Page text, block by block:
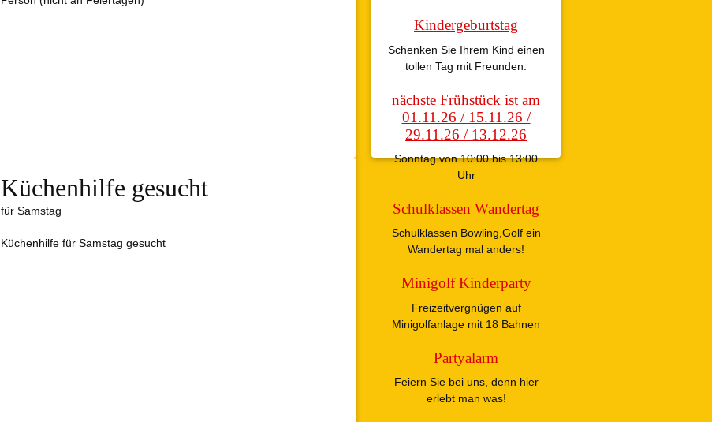
Küchenhilfe gesucht
für Samstag
Küchenhilfe für Samstag gesucht
Kindergeburtstag
Schenken Sie Ihrem Kind einen
tollen Tag mit Freunden.
nächste Frühstück ist am
01.11.26 / 15.11.26 /
29.11.26 / 13.12.26
Sonntag von 10:00 bis 13:00
Uhr
Schulklassen Wandertag
Schulklassen Bowling,Golf ein
Wandertag mal anders!
Minigolf Kinderparty
Freizeitvergnügen auf
Minigolfanlage mit 18 Bahnen
Partyalarm
Feiern Sie bei uns, denn hier
erlebt man was!